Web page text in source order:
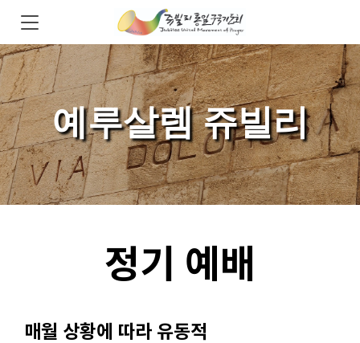
예루살렘 쥬빌리
정기 예배
매월 상황에 따라 유동적